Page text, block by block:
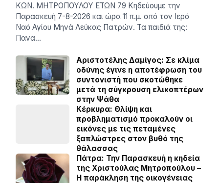
ΚΩΝ. ΜΗΤΡΟΠΟΥΛΟΥ ΕΤΩΝ 79 Κηδεύουμε την
Παρασκευή 7-8-2026 και ώρα 11 π.μ. από τον Ιερό
Ναό Αγίου Μηνά Λεύκας Πατρών. Τα παιδιά της:
Πανα…
Αριστοτέλης Δαμίγος: Σε κλίμα
οδύνης έγινε η αποτέφρωση του
συντονιστή που σκοτώθηκε
μετά τη σύγκρουση ελικοπτέρων
στην Ψάθα
Κέρκυρα: Θλίψη και
προβληματισμό προκαλούν οι
εικόνες με τις πεταμένες
ξαπλώστρες στον βυθό της
θάλασσας
Πάτρα: Την Παρασκευή η κηδεία
της Χριστούλας Μητροπούλου –
Η παράκληση της οικογένειας